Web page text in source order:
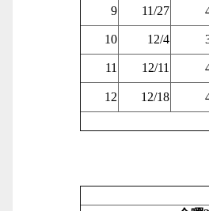
9 11/27
10 12/4
11 12/11
12 12/18